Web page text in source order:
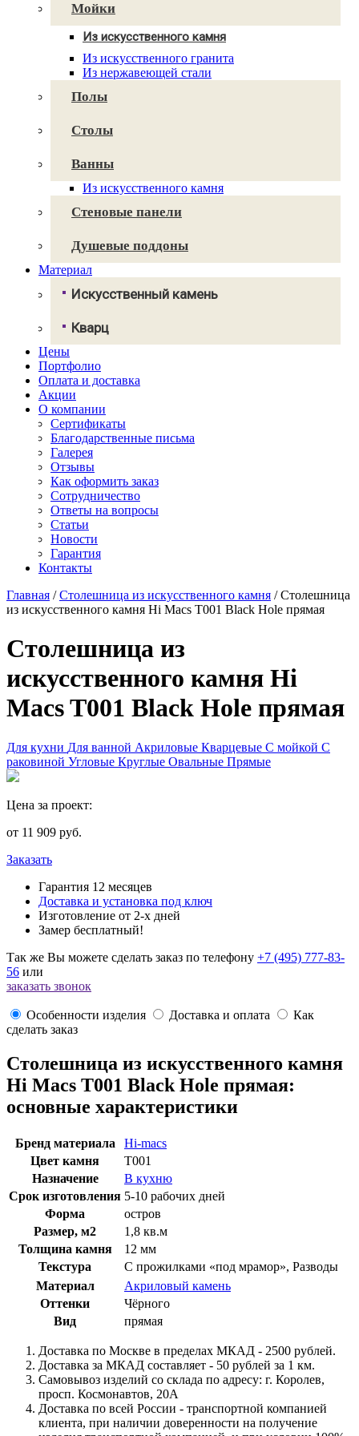
Avant Quartz
Мойки
Из искусственного камня
Для кухни
Для ванной
Из искусственного гранита
Из нержавеющей стали
Полы
Столы
Ванны
Из искусственного камня
Стеновые панели
Душевые поддоны
Материал
Искусственный камень
NeoMarm
Хай-макс
Старон
Ханекс
Акрилика
Кориан
Монтелли
Тристоун
Кварц
СмартКварц
Цезарьстоун
Викостон
Технистон
Камбрия
Плазастон
Цены
Портфолио
Оплата и доставка
Акции
О компании
Сертификаты
Благодарственные письма
Галерея
Отзывы
Как оформить заказ
Сотрудничество
Ответы на вопросы
Статьи
Новости
Гарантия
Контакты
Главная /Столешница из искусственного камня /Столешница
из искусственного камня Hi Macs T001 Black Hole прямая
Столешница из
искусственного камня Hi
Macs T001 Black Hole прямая
Для кухни Для ванной Акриловые Кварцевые С мойкой С
раковиной Угловые Круглые Овальные Прямые
Цена за проект:
от 11 909 руб.
Заказать
Гарантия 12 месяцев
Доставка и установка под ключ
Изготовление от 2-х дней
Замер бесплатный!
Так же Вы можете сделать заказ по телефону +7 (495) 777-83-
56 или
заказать звонок
Особенности изделия Доставка и оплата
Как
сделать заказ
Столешница из искусственного камня
Hi Macs T001 Black Hole прямая:
основные характеристики
Бренд материала
Hi-macs
Цвет камня
T001
Назначение
В кухню
Срок изготовления 5-10 рабочих дней
Форма
остров
Размер, м2
1,8 кв.м
Толщина камня
12 мм
Текстура
C прожилками «под мрамор», Разводы
Материал
Акриловый камень
Оттенки
Чёрного
Вид
прямая
Доставка по Москве в пределах МКАД - 2500 рублей.
Доставка за МКАД составляет - 50 рублей за 1 км.
Самовывоз изделий со склада по адресу: г. Королев,
просп. Космонавтов, 20А
Доставка по всей России - транспортной компанией
клиента, при наличии доверенности на получение